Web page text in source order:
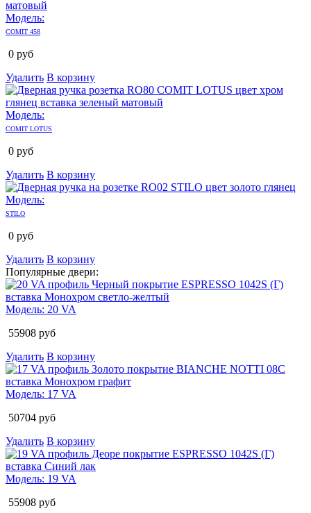
Модель:
COMIT 458
0 руб
Удалить В корзину
Модель:
COMIT LOTUS
0 руб
Удалить В корзину
Модель:
STILO
0 руб
Удалить В корзину
Популярные двери:
Модель: 20 VA
55908 руб
Удалить В корзину
Модель: 17 VA
50704 руб
Удалить В корзину
Модель: 19 VA
55908 руб